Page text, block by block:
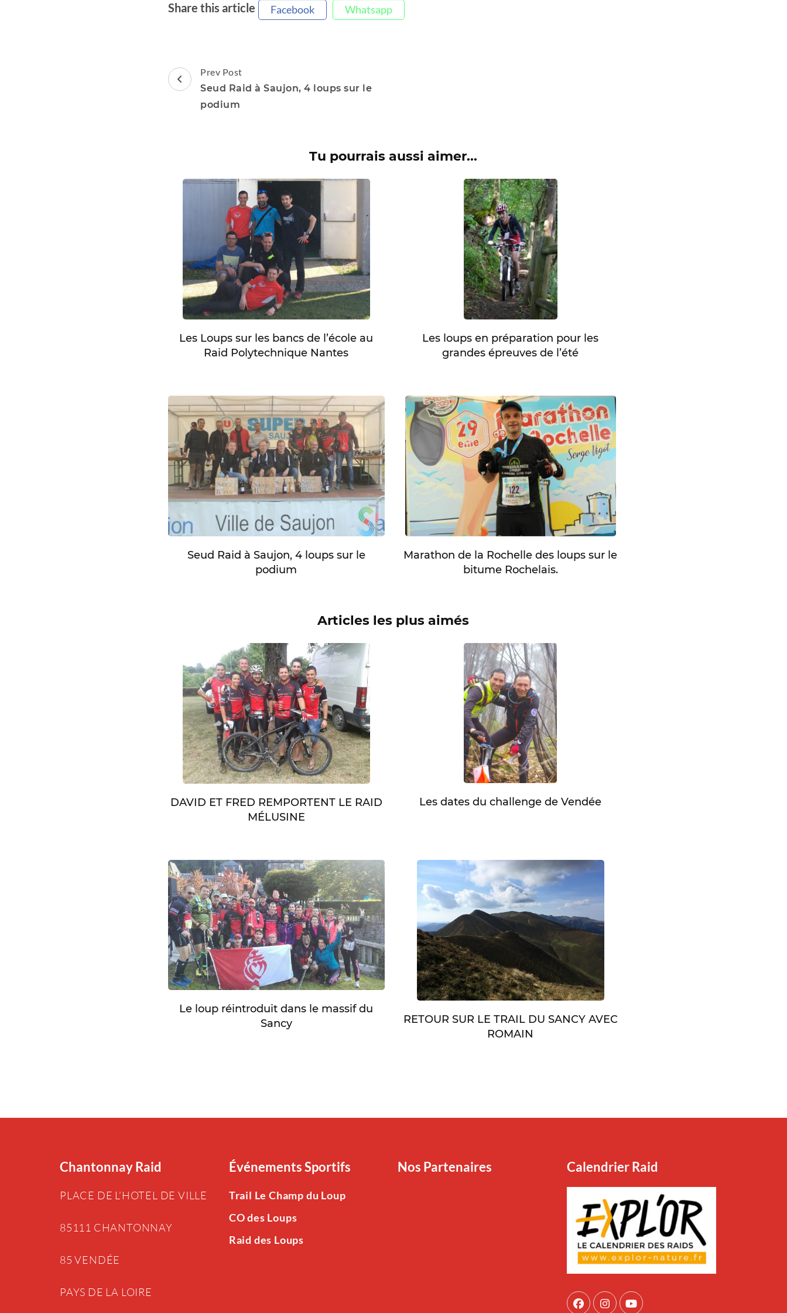
Share this article Facebook Whatsapp
Post
Navigation
Prev Post
Seud Raid à Saujon, 4 loups sur le
podium
Tu pourrais aussi aimer...
Les Loups sur les bancs de l’école au
Raid Polytechnique Nantes
Les loups en préparation pour les
grandes épreuves de l’été
Seud Raid à Saujon, 4 loups sur le
podium
Marathon de la Rochelle des loups sur le
bitume Rochelais.
Articles les plus aimés
DAVID ET FRED REMPORTENT LE RAID
MÉLUSINE
Les dates du challenge de Vendée
Le loup réintroduit dans le massif du
Sancy
RETOUR SUR LE TRAIL DU SANCY AVEC
ROMAIN
Chantonnay Raid
PLACE DE L’HOTEL DE VILLE
85111 CHANTONNAY
85 VENDÉE
PAYS DE LA LOIRE
Événements Sportifs
Trail Le Champ du Loup
CO des Loups
Raid des Loups
Nos Partenaires Calendrier Raid